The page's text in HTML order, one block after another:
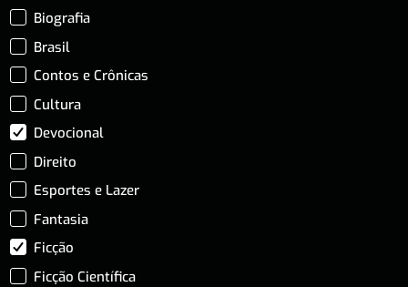
Biografia
Brasil
Contos e Crônicas
Cultura
Devocional
Direito
Esportes e Lazer
Fantasia
Ficção
Ficção Científica